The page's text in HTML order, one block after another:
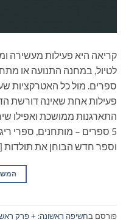
קריאה היא פעילות מעשירה
לטיול, במחנה התנועה או
ספרים. מול כל האטרקציות
פעילות אחת שאינה דורשת
התארגנות ממושכת ואפילו
5 ספרים – מותחנים, ספרי
וספר חדש הבוחן את תולדות
פורסם בחשיפה ראשונה: + פרק